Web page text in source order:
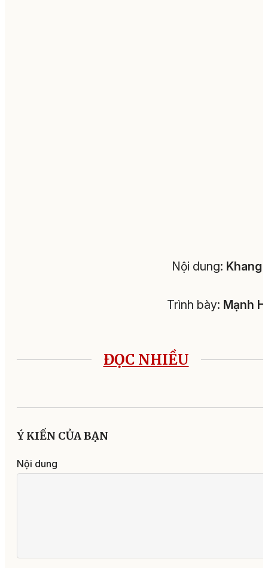
Nội dung: Khang
Trình bày: Mạnh
ĐỌC NHIỀU
Ý KIẾN CỦA BẠN
Nội dung